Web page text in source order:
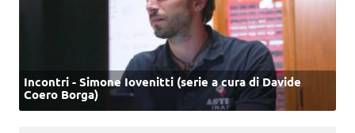
Incontri - Simone Iovenitti (serie a cura di Davide
Coero Borga)